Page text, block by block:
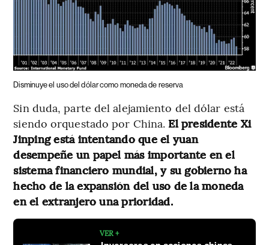
Disminuye el uso del dólar como moneda de reserva
Sin duda, parte del alejamiento del dólar está
siendo orquestado por China. El presidente Xi
Jinping está intentando que el yuan
desempeñe un papel más importante en el
sistema financiero mundial, y su gobierno ha
hecho de la expansión del uso de la moneda
en el extranjero una prioridad.
VER +